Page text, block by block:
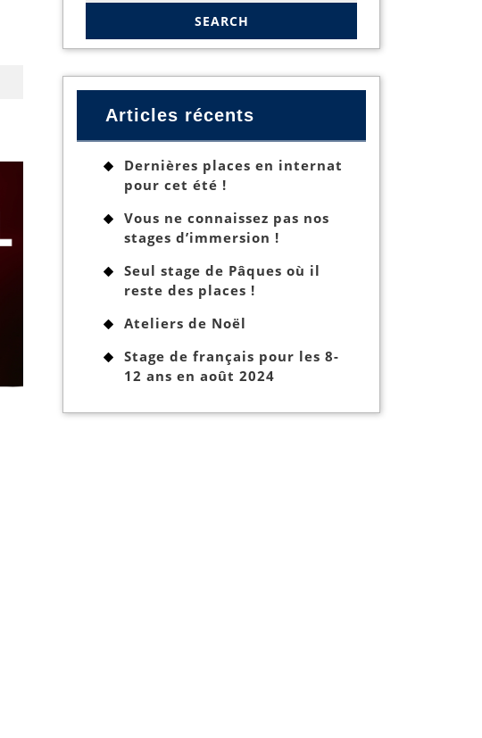
Articles récents
Dernières places en internat
pour cet été !
Vous ne connaissez pas nos
stages d’immersion !
Seul stage de Pâques où il
reste des places !
Ateliers de Noël
Stage de français pour les 8-
12 ans en août 2024